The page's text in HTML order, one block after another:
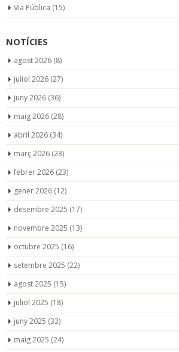
Via Pública (15)
NOTÍCIES
agost 2026 (8)
juliol 2026 (27)
juny 2026 (36)
maig 2026 (28)
abril 2026 (34)
març 2026 (23)
febrer 2026 (23)
gener 2026 (12)
desembre 2025 (17)
novembre 2025 (13)
octubre 2025 (16)
setembre 2025 (22)
agost 2025 (15)
juliol 2025 (18)
juny 2025 (33)
maig 2025 (24)